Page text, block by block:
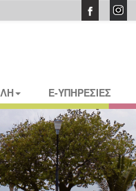
E-ΥΠΗΡΕΣΙΕΣ